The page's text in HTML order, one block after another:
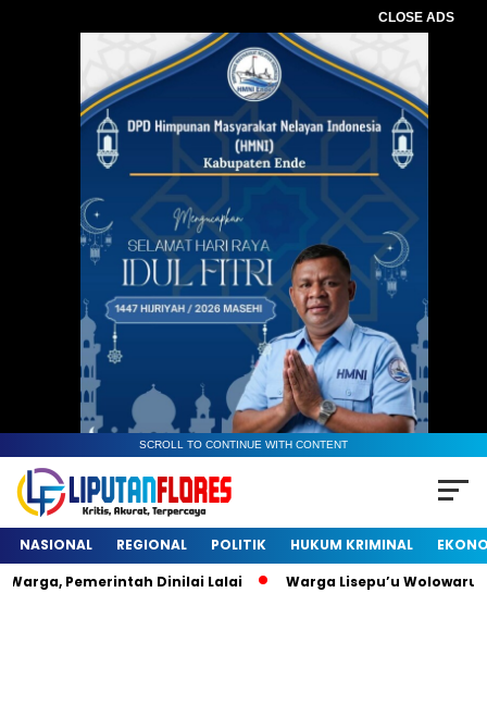
CLOSE ADS
SCROLL TO CONTINUE WITH CONTENT
NASIONAL REGIONAL POLITIK HUKUM KRIMINAL
Pemerintah Dinilai Lalai
Warga Lisepu’u Wolowaru